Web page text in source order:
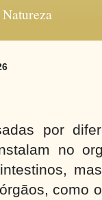
por
no
como